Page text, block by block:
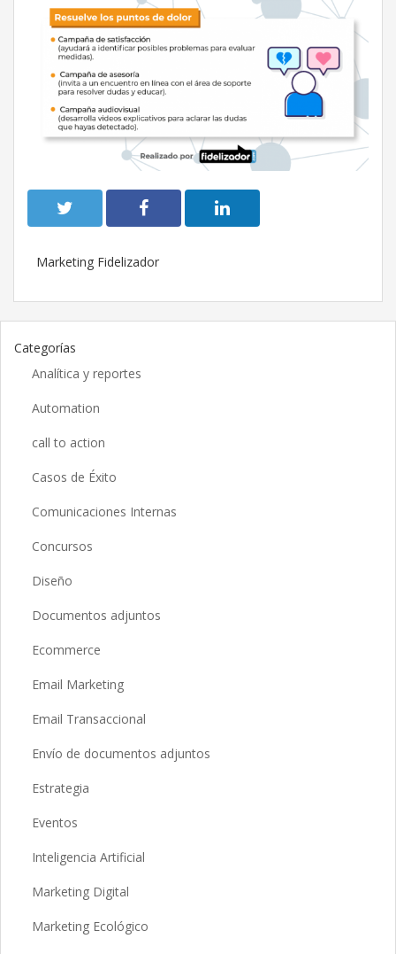
Marketing Fidelizador
Categorías
Analítica y reportes
Automation
call to action
Casos de Éxito
Comunicaciones Internas
Concursos
Diseño
Documentos adjuntos
Ecommerce
Email Marketing
Email Transaccional
Envío de documentos adjuntos
Estrategia
Eventos
Inteligencia Artificial
Marketing Digital
Marketing Ecológico